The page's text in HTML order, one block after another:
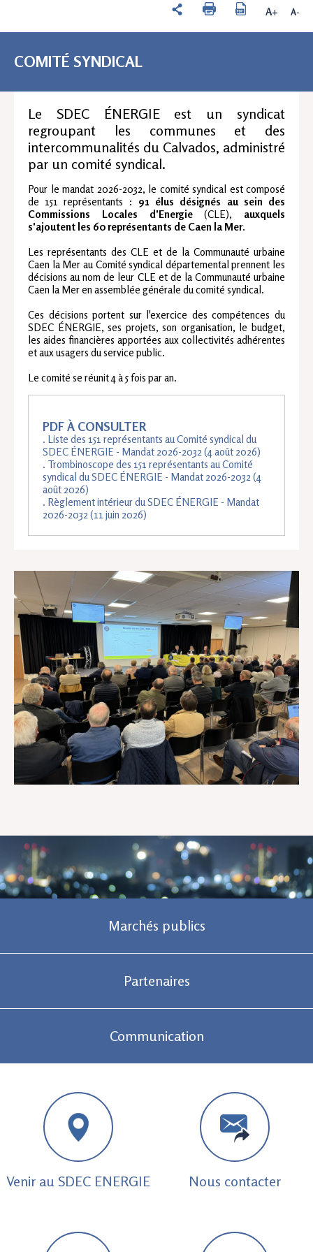
A+ A-
COMITÉ SYNDICAL
Le SDEC ÉNERGIE est un syndicat
regroupant les communes et des
intercommunalités du Calvados, administré
par un comité syndical.
Pour le mandat 2026-2032, le comité syndical est composé
de 151 représentants : 91 élus désignés au sein des
Commissions Locales d'Energie(CLE), auxquels
s'ajoutent les 60 représentants de Caen la Mer.
Les représentants des CLE et de la Communauté urbaine
Caen la Mer au Comité syndical départemental prennent les
décisions au nom de leur CLE et de la Communauté urbaine
Caen la Mer en assemblée générale du comité syndical.
Ces décisions portent sur l'exercice des compétences du
SDEC ÉNERGIE, ses projets, son organisation, le budget,
les aides financières apportées aux collectivités adhérentes
et aux usagers du service public.
Le comité se réunit 4 à 5 fois par an.
PDF À CONSULTER
. Liste des 151 représentants au Comité syndical du
SDEC ÉNERGIE - Mandat 2026-2032 (4 août 2026)
. Trombinoscope des 151 représentants au Comité
syndical du SDEC ÉNERGIE - Mandat 2026-2032 (4
août 2026)
. Règlement intérieur du SDEC ÉNERGIE - Mandat
2026-2032 (11 juin 2026)
Marchés publics
Partenaires
Communication
Venir au SDEC ENERGIE Nous contacter